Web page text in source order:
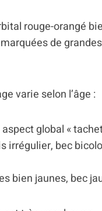
rouge-orangé
de
varie selon l’âge :
global «
irrégulier, bec
bien jaunes, bec